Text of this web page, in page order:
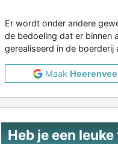
Er wordt onder andere
de bedoeling dat er binnen
gerealiseerd in de boerderij
Maak
Heb je een